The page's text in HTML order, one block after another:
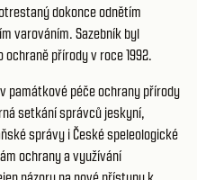
dokonce odnětím
varováním. Sazebník byl
ochraně přírody v roce 1992.
památkové péče ochrany přírody
setkání správců jeskyní,
správy i České speleologické
ochrany a využívání